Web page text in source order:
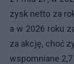
zysk netto za
a w 2026 roku
za akcję, choć
wspomniane 2,7